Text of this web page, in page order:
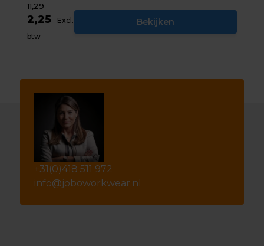
11,29
2,25
Excl.
btw
Bekijken
+31(0)418 511 972
info@joboworkwear.nl